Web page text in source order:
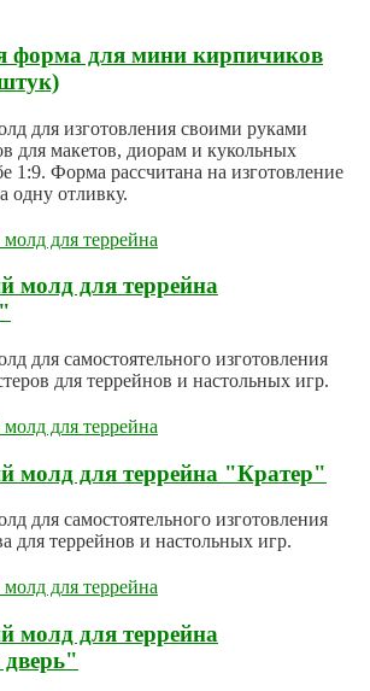
форма для мини кирпичиков
для изготовления своими руками
для макетов, диорам и кукольных
1:9. Форма рассчитана на изготовление
одну отливку.
молд для террейна
для самостоятельного изготовления
для террейнов и настольных игр.
молд для террейна "Кратер"
для самостоятельного изготовления
для террейнов и настольных игр.
молд для террейна